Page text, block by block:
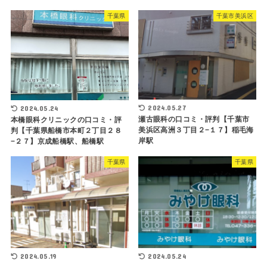
千葉県
2024.05.24
本橋眼科クリニックの口コミ・評
判【千葉県船橋市本町２丁目２８
−２７】京成船橋駅、船橋駅
千葉市美浜区
2024.05.27
瀬古眼科の口コミ・評判【千葉市
美浜区高洲３丁目２−１７】稲毛海
岸駅
千葉県
2024.05.19
千葉県
2024.05.24